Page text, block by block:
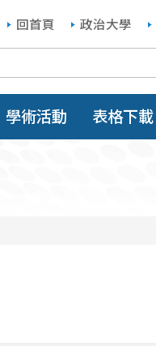
回首頁 政治大學
學術活動 表格下載